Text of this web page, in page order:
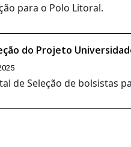
para o Polo Litoral.
do Projeto
de Seleção de bolsistas